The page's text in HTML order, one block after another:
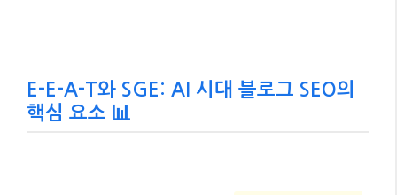
E-E-A-T와 SGE: AI 시대 블로그 SEO의
핵심 요소 📊